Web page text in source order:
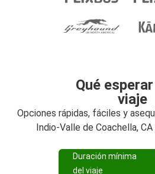
Qué
viaje
Opciones rápidas, fáciles y
Indio-Valle de Coachella,
Duración mínima
del viaje